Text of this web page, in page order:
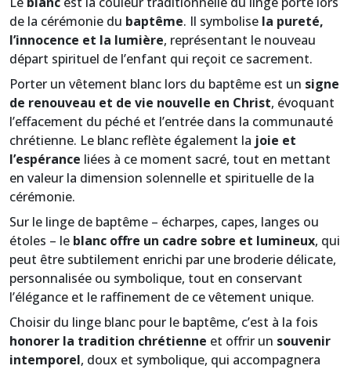
de la cérémonie du baptême. Il symbolise la pureté,
l’innocence et la lumière, représentant le nouveau
départ spirituel de l’enfant qui reçoit ce sacrement.
Porter un vêtement blanc lors du baptême est un signe
de renouveau et de vie nouvelle en Christ, évoquant
l’effacement du péché et l’entrée dans la communauté
chrétienne. Le blanc reflète également la joie et
l’espérance liées à ce moment sacré, tout en mettant
en valeur la dimension solennelle et spirituelle de la
cérémonie.
Sur le linge de baptême – écharpes, capes, langes ou
étoles – le blanc offre un cadre sobre et lumineux, qui
peut être subtilement enrichi par une broderie délicate,
personnalisée ou symbolique, tout en conservant
l’élégance et le raffinement de ce vêtement unique.
Choisir du linge blanc pour le baptême, c’est à la fois
honorer la tradition chrétienne et offrir un souvenir
intemporel, doux et symbolique, qui accompagnera